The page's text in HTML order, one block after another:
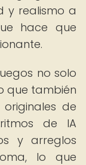
y realismo a
hace que
no solo
que también
de
de IA
y arreglos
lo que